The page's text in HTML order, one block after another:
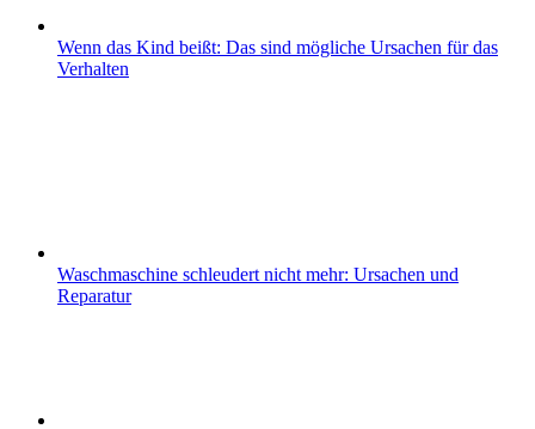
Wenn das Kind beißt: Das sind mögliche Ursachen für das
Verhalten
Waschmaschine schleudert nicht mehr: Ursachen und
Reparatur